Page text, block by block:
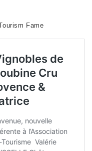
Fame